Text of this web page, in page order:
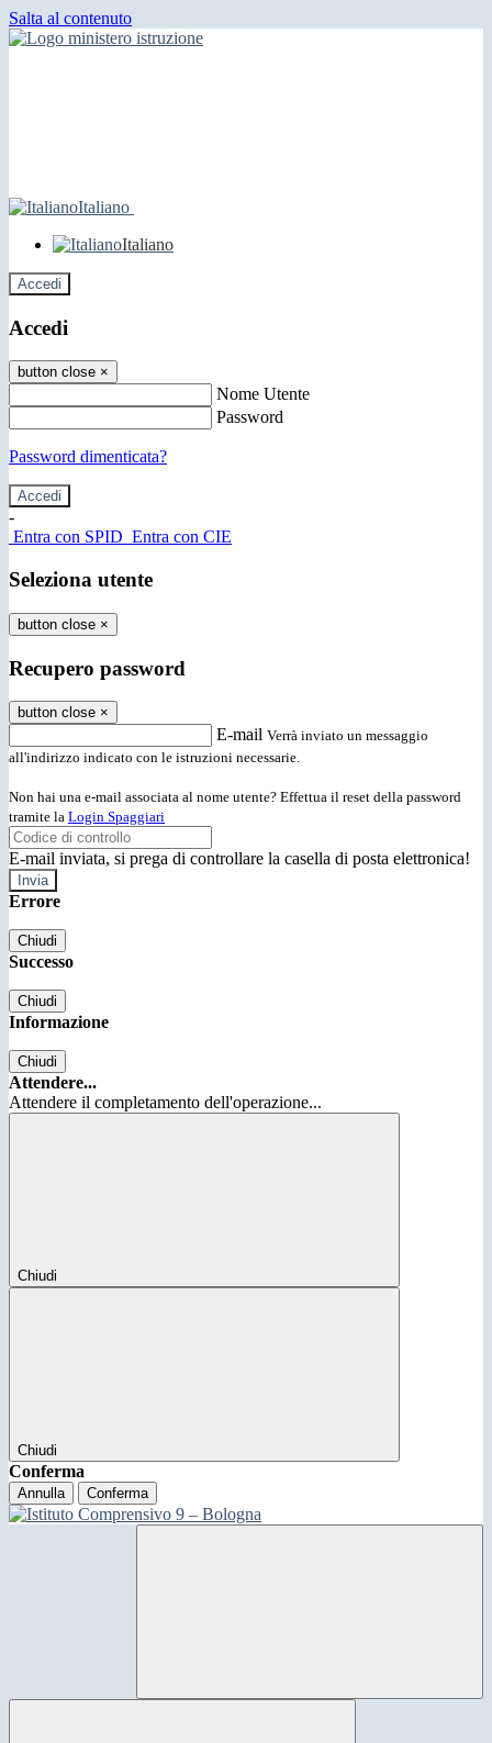
Salta al contenuto
Italiano
Italiano
Accedi
Accedi
button close ×
Nome Utente
Password
Password dimenticata?
-
Entra con SPID Entra con CIE
Seleziona utente
button close ×
Recupero password
button close ×
E-mail Verrà inviato un messaggio
all'indirizzo indicato con le istruzioni necessarie.
Non hai una e-mail associata al nome utente? Effettua il reset della password
tramite la Login Spaggiari
E-mail inviata, si prega di controllare la casella di posta elettronica!
Errore
Chiudi
Successo
Chiudi
Informazione
Chiudi
Attendere...
Attendere il completamento dell'operazione...
Chiudi
Chiudi
Conferma
Annulla Conferma